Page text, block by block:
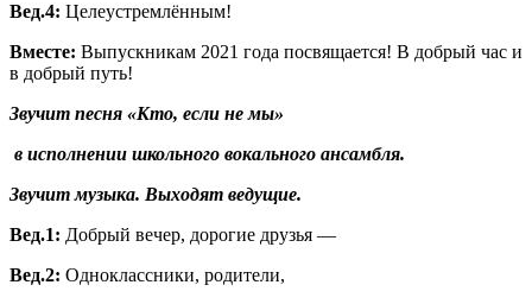
Вед.4: Целеустремлённым!
Вместе: Выпускникам 2021 года посвящается! В добрый час и
в добрый путь!
Звучит песня «Кто, если не мы»
в исполнении школьного вокального ансамбля.
Звучит музыка. Выходят ведущие.
Вед.1: Добрый вечер, дорогие друзья —
Вед.2: Одноклассники, родители,